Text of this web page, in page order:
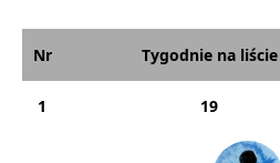
Nr Tygodnie na liście
1 19